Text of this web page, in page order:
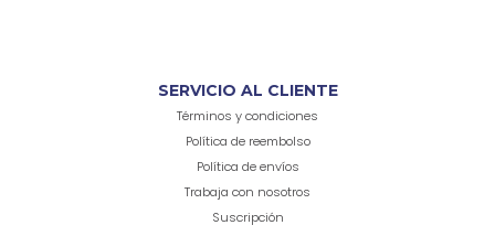
SERVICIO AL CLIENTE
Términos y condiciones
Política de reembolso
Política de envíos
Trabaja con nosotros
Suscripción